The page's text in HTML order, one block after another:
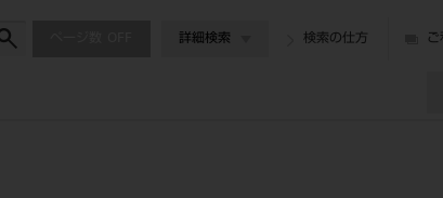
詳細検索 検索の仕方